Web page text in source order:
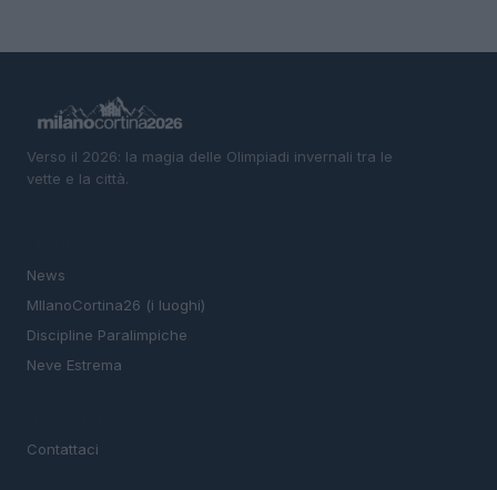
Verso il 2026: la magia delle Olimpiadi invernali tra le
vette e la città.
News
MIlanoCortina26 (i luoghi)
Discipline Paralimpiche
Neve Estrema
Contattaci